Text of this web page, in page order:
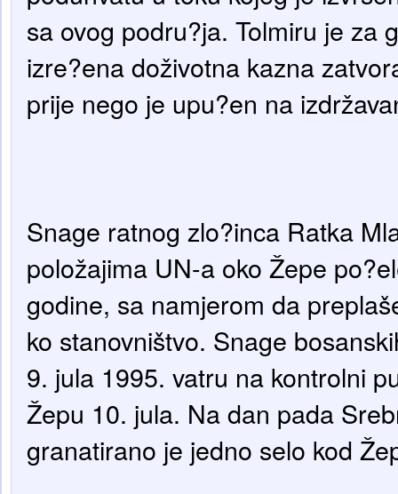
sa ovog podru?ja. Tolmiru je za
izre?ena doživotna kazna
prije nego je upu?en na
Snage ratnog zlo?inca Ratka
položajima UN-a oko Žepe
godine, sa namjerom da
ko stanovništvo. Snage
9. jula 1995. vatru na kontrolni
Žepu 10. jula. Na dan pada
granatirano je jedno selo kod